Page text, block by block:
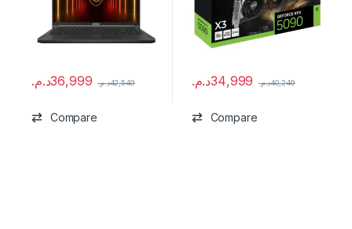
36,999د.م. 42,549د.م.
Compare
34,999د.م. 40,249د.م.
Compare